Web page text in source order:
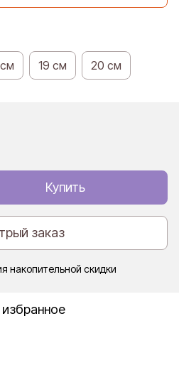
19 см 20 см
Купить
заказ
накопительной скидки
избранное